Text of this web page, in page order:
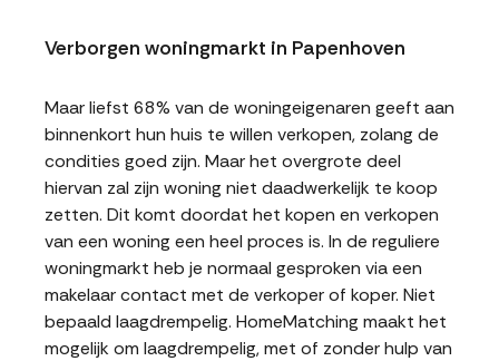
Verborgen woningmarkt in Papenhoven
Maar liefst 68% van de woningeigenaren geeft aan
binnenkort hun huis te willen verkopen, zolang de
condities goed zijn. Maar het overgrote deel
hiervan zal zijn woning niet daadwerkelijk te koop
zetten. Dit komt doordat het kopen en verkopen
van een woning een heel proces is. In de reguliere
woningmarkt heb je normaal gesproken via een
makelaar contact met de verkoper of koper. Niet
bepaald laagdrempelig. HomeMatching maakt het
mogelijk om laagdrempelig, met of zonder hulp van